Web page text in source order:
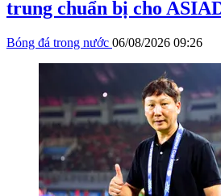
trung chuẩn bị cho
Bóng đá trong nước 06/08/2026 09:26